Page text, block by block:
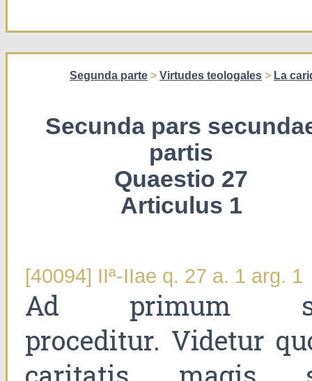
Segunda parte > Virtudes teologales > La
Secunda pars
partis
Quaestio 27
Articulus 1
[40094] IIª-IIae q. 27 a. 1 arg. 1
Ad primum
proceditur. Videtur